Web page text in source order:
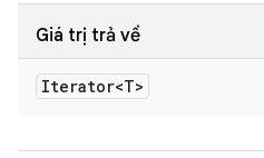
Giá trị trả về
Iterator<T>